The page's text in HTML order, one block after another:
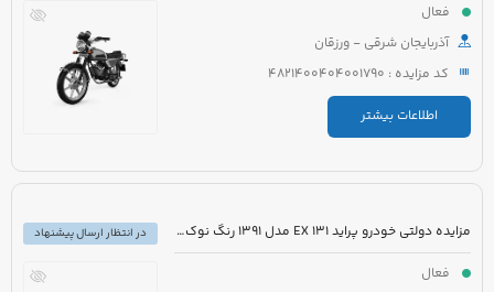
فعال
آذربایجان شرقی - ورزقان
کد مزایده : 4821400404001790
اطلاعات بیشتر
مزایده دولتی خودرو پراید 131 EX مدل 1391 رنگ نوک مدادی متالیک
فعال
در انتظار ارسال پیشنهاد